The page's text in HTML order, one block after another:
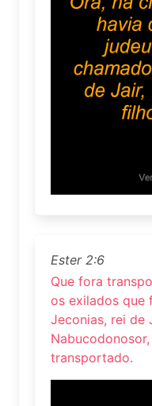
Ester 2:6
Que fora
os exilados que
Jeconias, rei de
transportado.